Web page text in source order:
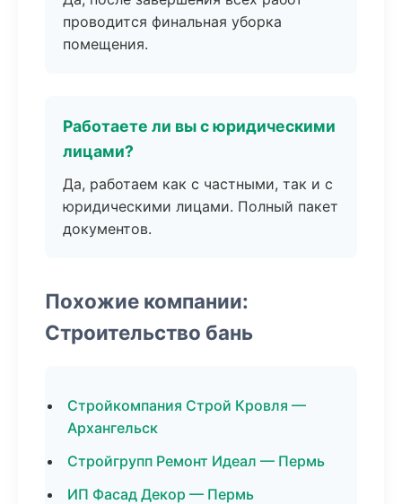
проводится финальная уборка
помещения.
Работаете ли вы с юридическими
лицами?
Да, работаем как с частными, так и с
юридическими лицами. Полный пакет
документов.
Похожие компании:
Строительство бань
Стройкомпания Строй Кровля —
Архангельск
Стройгрупп Ремонт Идеал — Пермь
ИП Фасад Декор — Пермь